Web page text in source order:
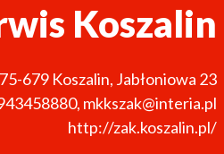
Koszalin
75-679 Koszalin, Jabłoniowa 23
, mkkszak@interia.pl
http://zak.koszalin.pl/